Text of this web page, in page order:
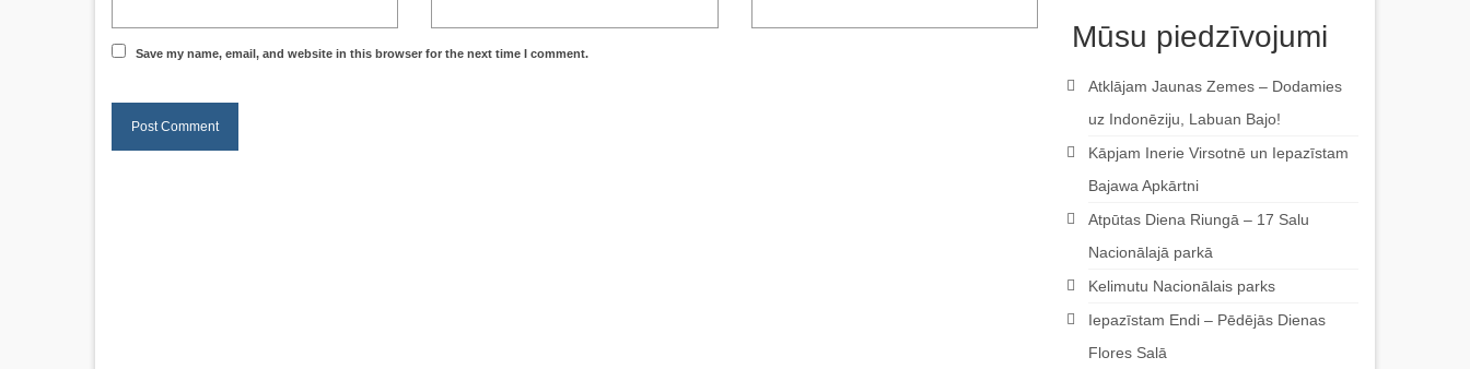
Save my name, email, and website in this browser for the next time I comment. Mūsu piedzīvojumi
Atklājam Jaunas Zemes – Dodamies
uz Indonēziju, Labuan Bajo!
Kāpjam Inerie Virsotnē un Iepazīstam
Bajawa Apkārtni
Atpūtas Diena Riungā – 17 Salu
Nacionālajā parkā
Kelimutu Nacionālais parks
Iepazīstam Endi – Pēdējās Dienas
Flores Salā